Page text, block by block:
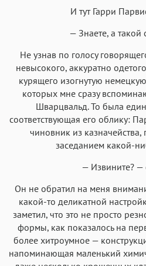
И тут Гарри
— Знаете, а такой
Не узнав по голосу
невысокого, аккуратно
курящего изогнутую
которых мне сразу
Шварцвальд. То была
соответствующая его облику:
чиновник из
заседанием какой-
— Извините? —
Он не обратил на меня
какой-то деликатной
заметил, что это не просто
формы, как показалось на
более хитроумное —
напоминающая маленький